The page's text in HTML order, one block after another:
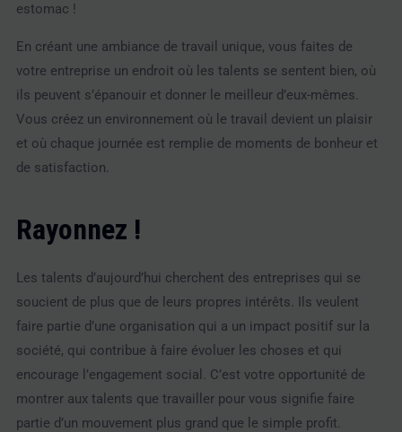
estomac !
En créant une ambiance de travail unique, vous faites de
votre entreprise un endroit où les talents se sentent bien, où
ils peuvent s’épanouir et donner le meilleur d’eux-mêmes.
Vous créez un environnement où le travail devient un plaisir
et où chaque journée est remplie de moments de bonheur et
de satisfaction.
Rayonnez !
Les talents d’aujourd’hui cherchent des entreprises qui se
soucient de plus que de leurs propres intérêts. Ils veulent
faire partie d’une organisation qui a un impact positif sur la
société, qui contribue à faire évoluer les choses et qui
encourage l’engagement social. C’est votre opportunité de
montrer aux talents que travailler pour vous signifie faire
partie d’un mouvement plus grand que le simple profit.